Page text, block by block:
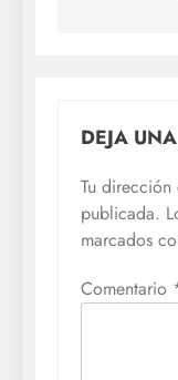
DEJA
Tu
publicada.
marcados
Comentario